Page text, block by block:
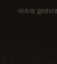
마지막 업데이